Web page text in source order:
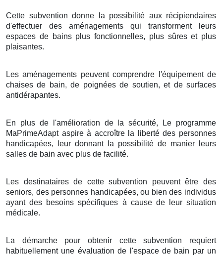
Cette subvention donne la possibilité aux récipiendaires
d'effectuer des aménagements qui transforment leurs
espaces de bains plus fonctionnelles, plus sûres et plus
plaisantes.
Les aménagements peuvent comprendre l'équipement de
chaises de bain, de poignées de soutien, et de surfaces
antidérapantes.
En plus de l'amélioration de la sécurité, Le programme
MaPrimeAdapt aspire à accroître la liberté des personnes
handicapées, leur donnant la possibilité de manier leurs
salles de bain avec plus de facilité.
Les destinataires de cette subvention peuvent être des
seniors, des personnes handicapées, ou bien des individus
ayant des besoins spécifiques à cause de leur situation
médicale.
La démarche pour obtenir cette subvention requiert
habituellement une évaluation de l'espace de bain par un